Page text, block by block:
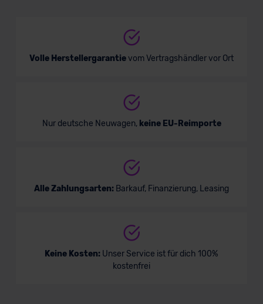
Volle Herstellergarantievom Vertragshändler vor Ort
Nur deutsche Neuwagen, keine EU-Reimporte
Alle Zahlungsarten: Barkauf, Finanzierung, Leasing
Keine Kosten: Unser Service ist für dich 100%
kostenfrei